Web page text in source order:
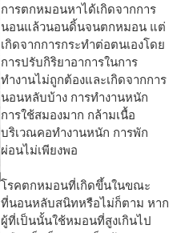
การตกหมอนหาได้เกิดจากการ
นอนแล้วนอนดิ้นจนตกหมอน แต่
เกิดจากการกระทำต่อตนเองโดย
การปรับกิริยาอาการในการ
ทำงานไม่ถูกต้องและเกิดจากการ
นอนหลับบ้าง การทำงานหนัก
การใช้สมองมาก กล้ามเนื้อ
บริเวณคอทำงานหนัก การพัก
ผ่อนไม่เพียงพอ
โรคตกหมอนที่เกิดขึ้นในขณะ
ที่นอนหลับสนิทหรือไม่ก็ตาม หาก
ผู้ที่เป็นนั้นใช้หมอนที่สูงเกินไป